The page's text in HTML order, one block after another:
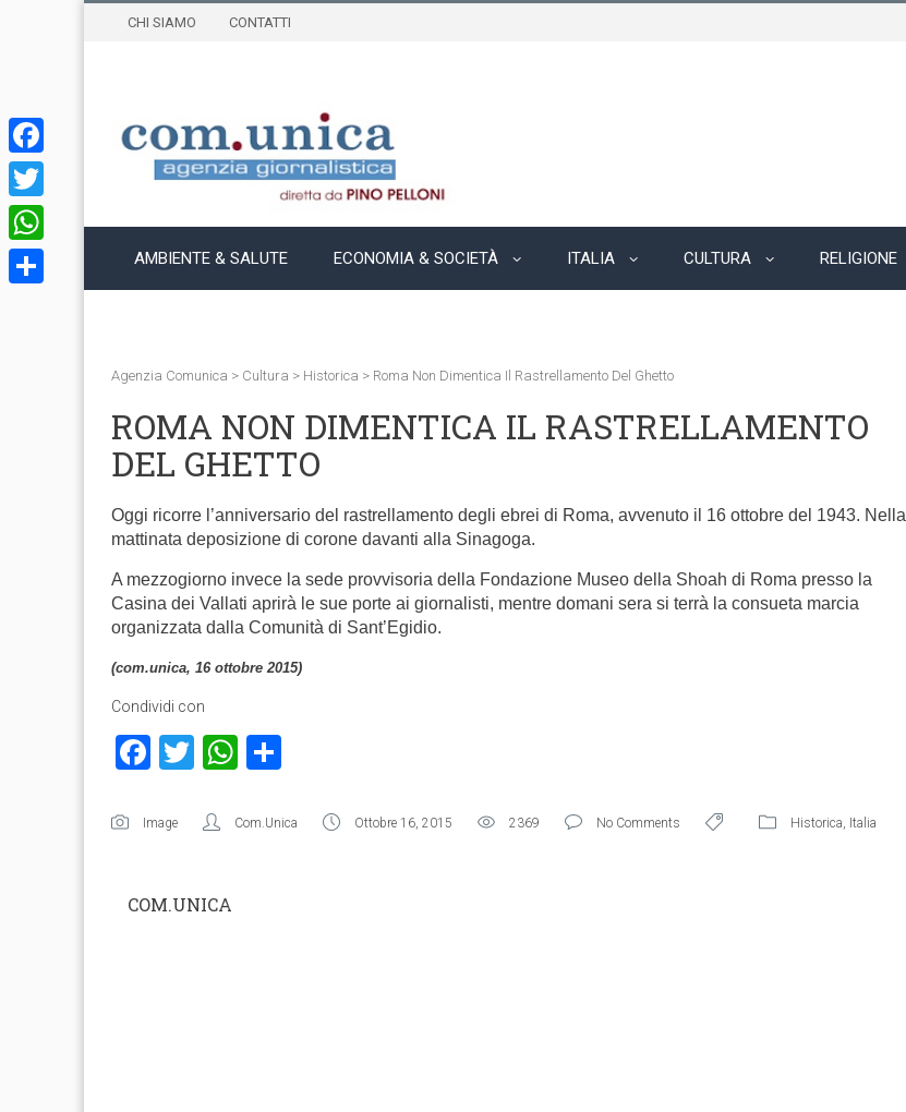
CHI SIAMO CONTATTI
AMBIENTE & SALUTE ECONOMIA & SOCIETÀ ITALIA CULTURA RELIGIONE
Agenzia Comunica > Cultura > Historica > Roma Non Dimentica Il Rastrellamento Del Ghetto
ROMA NON DIMENTICA IL RASTRELLAMENTO
DEL GHETTO
Oggi ricorre l’anniversario del rastrellamento degli ebrei di Roma, avvenuto il 16 ottobre del 1943. Nella
mattinata deposizione di corone davanti alla Sinagoga.
A mezzogiorno invece la sede provvisoria della Fondazione Museo della Shoah di Roma presso la
Casina dei Vallati aprirà le sue porte ai giornalisti, mentre domani sera si terrà la consueta marcia
organizzata dalla Comunità di Sant’Egidio.
(com.unica, 16 ottobre 2015)
Condividi con
Facebook
TwitterWhatsApp
Image Com.Unica Ottobre 16, 2015 2369 No Comments Historica, Italia
COM.UNICA
Facebook
Twitter
WhatsApp